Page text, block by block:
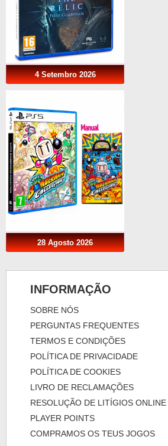
4 Setembro 2026
28 Agosto 2026
INFORMAÇÃO
SOBRE NÓS
PERGUNTAS FREQUENTES
TERMOS E CONDIÇÕES
POLÍTICA DE PRIVACIDADE
POLÍTICA DE COOKIES
LIVRO DE RECLAMAÇÕES
RESOLUÇÃO DE LITÍGIOS ONLINE
PLAYER POINTS
COMPRAMOS OS TEUS JOGOS